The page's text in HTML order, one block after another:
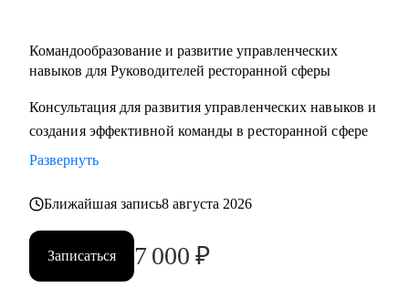
Командообразование и развитие управленческих
навыков для Руководителей ресторанной сферы
Консультация для развития управленческих навыков и
создания эффективной команды в ресторанной сфере
Развернуть
Ближайшая запись8 августа 2026
Записаться 7 000 ₽